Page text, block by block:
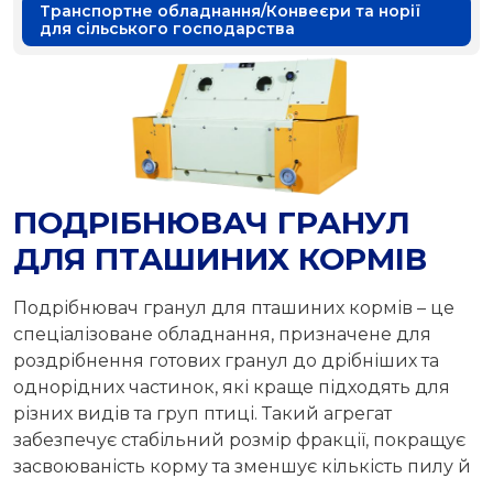
Транспортне обладнання/Конвеєри та норії
для сільського господарства
ПОДРІБНЮВАЧ ГРАНУЛ
ДЛЯ ПТАШИНИХ КОРМІВ
Подрібнювач гранул для пташиних кормів – це
спеціалізоване обладнання, призначене для
роздрібнення готових гранул до дрібніших та
однорідних частинок, які краще підходять для
різних видів та груп птиці. Такий агрегат
забезпечує стабільний розмір фракції, покращує
засвоюваність корму та зменшує кількість пилу й